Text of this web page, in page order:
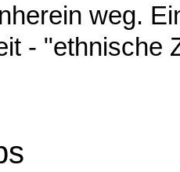
weg.
- "ethnische